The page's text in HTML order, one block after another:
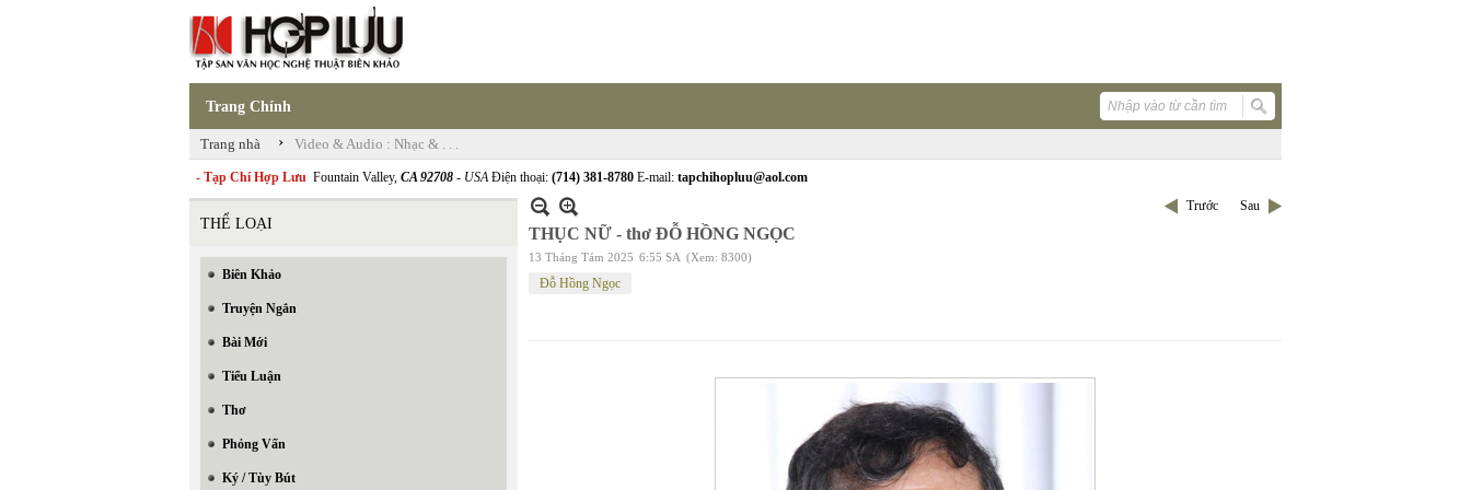
Trang Chính
Trang nhà › Video & Audio : Nhạc & . . .
- Tạp Chí Hợp Lưu Fountain Valley, CA 92708 - USAĐiện thoại: (714) 381-8780 E-mail: tapchihopluu@aol.com
THỂ LOẠI
Biên Khảo
Truyện Ngắn
Bài Mới
Tiểu Luận
Thơ
Phỏng Vấn
Ký / Tùy Bút
Trước Sau
THỤC NỮ - thơ ĐỖ HỒNG NGỌC
13 Tháng Tám 2025 6:55 SA (Xem: 8300)
Đỗ Hồng Ngọc